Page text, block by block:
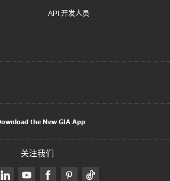
API 开发人员
the New GIA App
关注我们